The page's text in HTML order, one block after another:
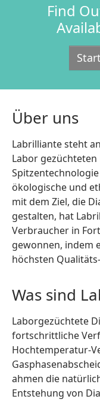
Find
Über uns
Labrilliante steht
Labor
ökologische und
mit dem Ziel, die
gestalten, hat
Verbraucher in
gewonnen, indem
höchsten
Was sind
Laborgezüchtete
fortschrittliche
Hochtemperatur-
ahmen die
Entstehung von